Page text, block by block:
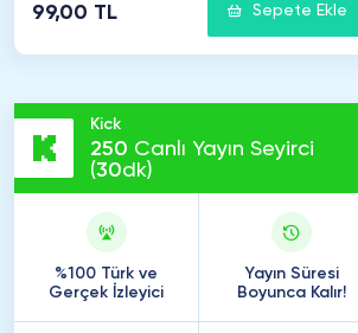
99,00 TL Sepete Ekle
Kick
250 Canlı Yayın Seyirci
(30dk)
%100 Türk ve
Gerçek İzleyici
Yayın Süresi
Boyunca Kalır!